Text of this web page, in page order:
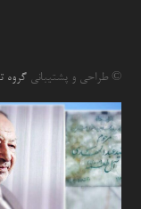
© طراحی و پشتیبانیگروه